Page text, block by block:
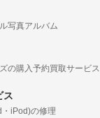
写真アルバム
の購入予約買取サービス
ス
iPod)の修理